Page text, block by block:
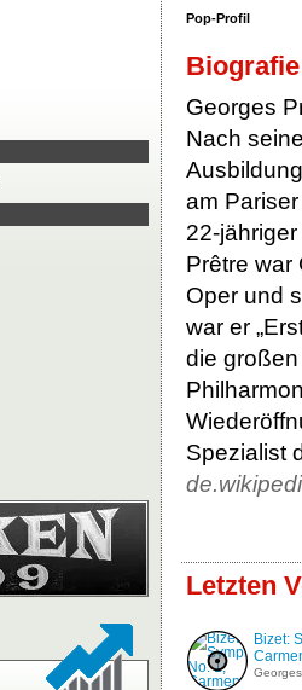
Pop-Profil
Biografie
Georges
Nach
am
22-
Prêtre war
Oper und
war er
die
Spezialist
Letzten
Bizet: